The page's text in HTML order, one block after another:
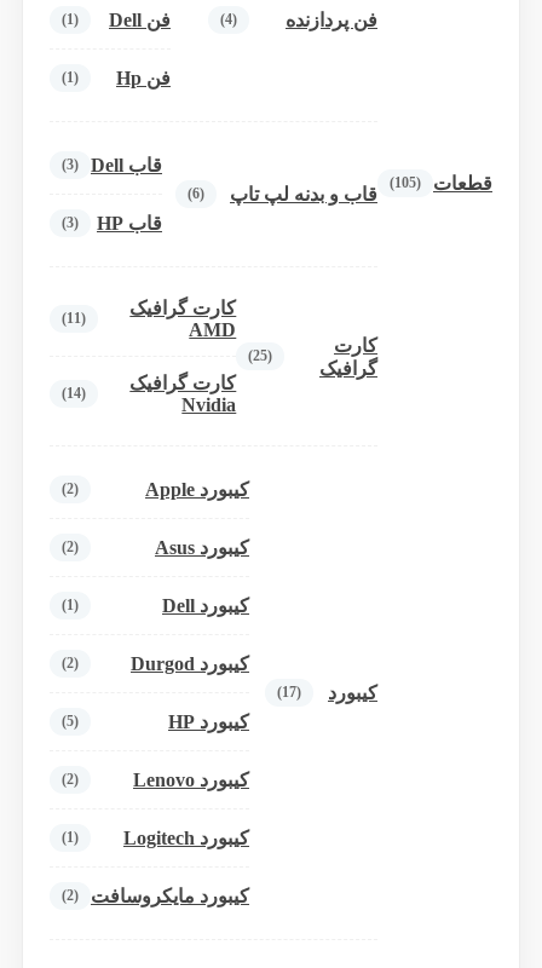
قطعات (105)
فن پردازنده (4) فن Dell (1)
فن Hp (1)
قاب و بدنه لپ تاپ (6)
قاب Dell (3)
قاب HP (3)
کارت
گرافیک
(25)
کارت گرافیک
AMD
(11)
کارت گرافیک
Nvidia
(14)
کیبورد (17)
کیبورد Apple (2)
کیبورد Asus (2)
کیبورد Dell (1)
کیبورد Durgod (2)
کیبورد HP (5)
کیبورد Lenovo (2)
کیبورد Logitech (1)
کیبورد مایکروسافت (2)